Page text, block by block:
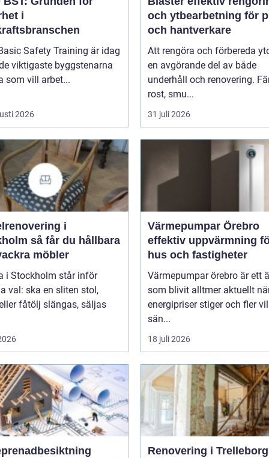
i
Safety Training är idag
viktigaste byggstenarna
som vill arbet...
2026
och ytbearbetning för
och hantverkare
Att rengöra och förbereda
en avgörande del av både
underhåll och renovering.
rost, smu...
31 juli 2026
i
du hållbara
möbler
i Stockholm står inför
val: ska en sliten stol,
fåtölj slängas, säljas
Värmepumpar Örebro
effektiv uppvärmning
hus och fastigheter
Värmepumpar örebro är ett
som blivit alltmer aktuellt
energipriser stiger och fler
sän...
18 juli 2026
Renovering i